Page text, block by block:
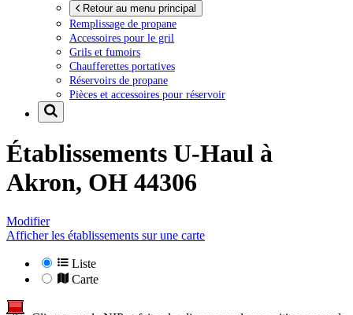
Retour au menu principal
Remplissage de propane
Accessoires pour le gril
Grils et fumoirs
Chaufferettes portatives
Réservoirs de propane
Pièces et accessoires pour réservoir
Établissements U-Haul à
Akron, OH 44306
Modifier
Afficher les établissements sur une carte
Liste
Carte